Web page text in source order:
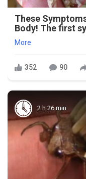
These
Body! The first
More
352 90
2 h 26 min